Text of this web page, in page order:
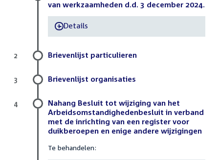
van werkzaamheden d.d. 3 december 2024.
-Details
Brievenlijst particulieren
2
Brievenlijst organisaties
3
Nahang Besluit tot wijziging van het
Arbeidsomstandighedenbesluit in verband
met de inrichting van een register voor
duikberoepen en enige andere wijzigingen
Te behandelen:
4